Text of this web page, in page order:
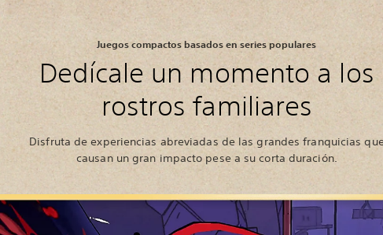
Juegos compactos basados en series populares
Dedícale un momento a los
rostros familiares
Disfruta de experiencias abreviadas de las grandes franquicias
causan un gran impacto pese a su corta duración.